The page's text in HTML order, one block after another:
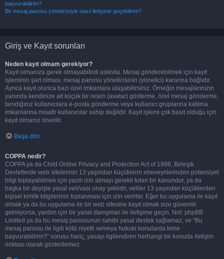
başvurabilirim?
Bir mesaj panosu yöneticisiyle nasıl iletişime geçebilirim?
Giriş ve Kayıt sorunları
Neden kayıt olmam gerekiyor?
Kayıt olmanıza gerek olmayabilirdi aslında. Mesaj gönderebilmek için kayıt
işleminin şart olması, mesaj panosu yöneticisinin (yönetici) kararına bağlıdır.
Ayrıca kayıt olunca bazı özel imkanlara ulaşabilirsiniz. Örneğin mesajlarınızın
yanında kendinize ait küçük bir resim (avatar) gösterme, özel mesaj gönderme,
tanıdığınız kullanıcılara e-posta gönderme veya kullanıcı gruplarına katılma
imkanlarına misafir kullanıcılar sahip değildir. Kayıt işlemi çok basit olduğu için
kayıt olmanız önerilir.
Başa dön
COPPA nedir?
COPPA ya da Child Online Privacy and Protection Act of 1998, Birleşik
Devletlerde web sitelerinin 13 yaşından küçüklerin ebeveynlerinden potansiyel
bilgi toplayabilmek için yazılı izin almayı gerekli tutan bir kanundur, ya da
başka bir deyişle yasal veli/vasi onay şeklidir, veliler 13 yaşından küçüklerden
kişisel kimlik bilgilerinin toplanması için izin verirler. Eğer bu uygulama ile kayıt
olmak ya da bu uygulama ile bir web sitesine kayıt olmak size güvenilir
gelmiyorsa, yardım için bir yasal danışman ile iletişime geçin. Not: phpBB
Limited ya da bu mesaj panosunun sahibi yasal destek sağlamaz, ve “Bu
mesaj panosu ile ilgili kötü niyetli ve/veya hukuki konularda kime
başvurabilirim?” sorusu hariç, yasayı ilgilendiren herhangi bir konuda iletişim
noktası olarak gösterilemez.